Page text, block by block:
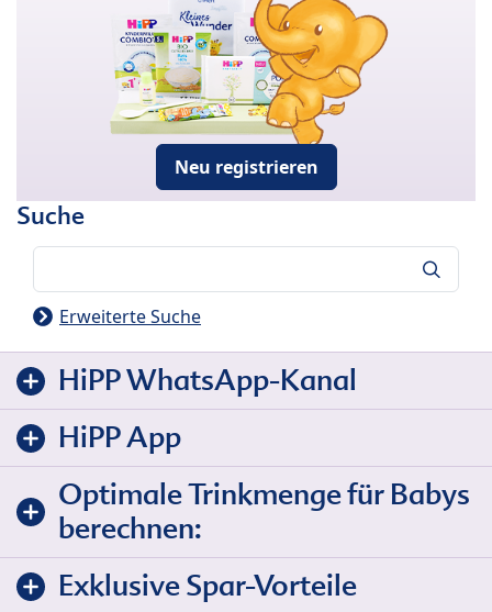
Neu registrieren
Suche
Erweiterte Suche
HiPP WhatsApp-Kanal
HiPP App
Optimale Trinkmenge für Babys
berechnen:
Exklusive Spar-Vorteile